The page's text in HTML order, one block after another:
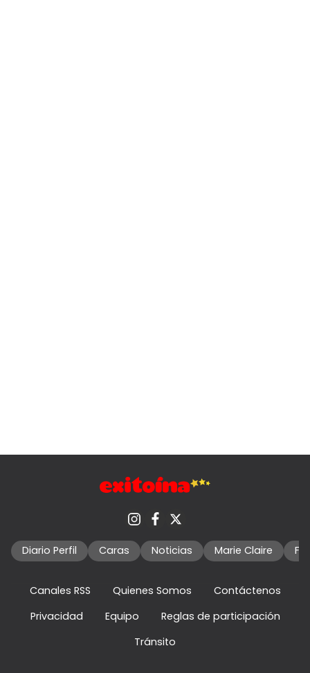
Diario Perfil Caras Noticias Marie Claire
Canales RSS Quienes Somos
Contáctenos
Privacidad
Equipo
Reglas de participación
Tránsito